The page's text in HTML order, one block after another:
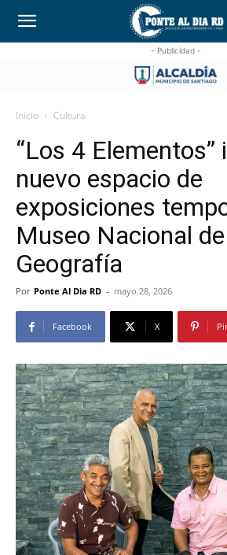
- Publicidad -
Inicio Cultura
“Los 4 Elementos”
nuevo espacio de
exposiciones
Museo Nacional
Geografía
Por Ponte Al Dia RD - mayo 28, 2026
Facebook X